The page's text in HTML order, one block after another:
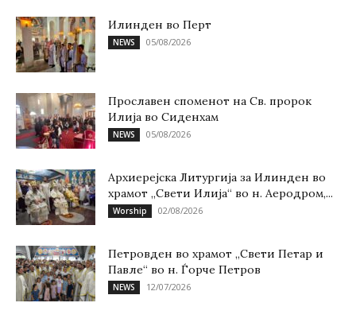
Илинден во Перт
NEWS 05/08/2026
Прославен споменот на Св. пророк
Илија во Сиденхам
NEWS 05/08/2026
Архиерејска Литургија за Илинден во
храмот „Свети Илија“ во н. Аеродром,...
Worship 02/08/2026
Петровден во храмот „Свети Петар и
Павле“ во н. Ѓорче Петров
NEWS 12/07/2026